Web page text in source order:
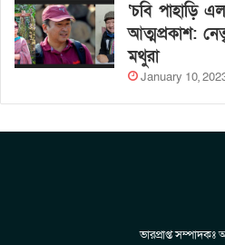
‘চবি পাহাড়ি
আত্মপ্রকাশ:
মথুরা
January 10,
ভারপ্রাপ্ত সম্পাদকঃ